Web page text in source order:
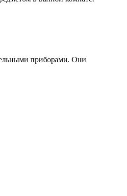
приборами. Они